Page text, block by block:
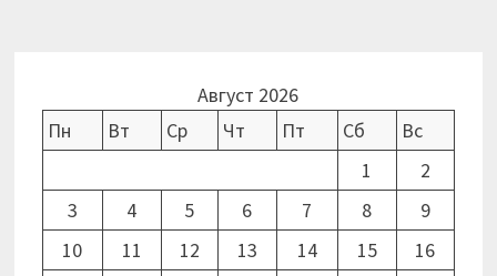
Август 2026
Пн
Вт Ср Чт Пт Сб
Вс
1
2
3
4 5 6 7 8
9
10
11 12 13 14 15
16